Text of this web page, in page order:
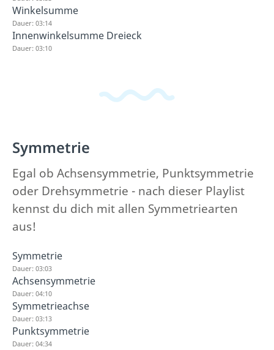
Winkelsumme
Dauer: 03:14
Innenwinkelsumme Dreieck
Dauer: 03:10
Symmetrie
Egal ob Achsensymmetrie, Punktsymmetrie
oder Drehsymmetrie - nach dieser Playlist
kennst du dich mit allen Symmetriearten
aus!
Symmetrie
Dauer: 03:03
Achsensymmetrie
Dauer: 04:10
Symmetrieachse
Dauer: 03:13
Punktsymmetrie
Dauer: 04:34